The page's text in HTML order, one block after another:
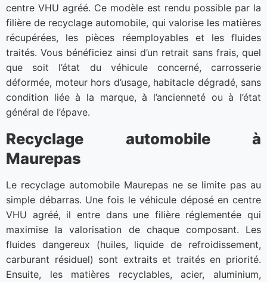
centre VHU agréé. Ce modèle est rendu possible par la
filière de recyclage automobile, qui valorise les matières
récupérées, les pièces réemployables et les fluides
traités. Vous bénéficiez ainsi d’un retrait sans frais, quel
que soit l’état du véhicule concerné, carrosserie
déformée, moteur hors d’usage, habitacle dégradé, sans
condition liée à la marque, à l’ancienneté ou à l’état
général de l’épave.
Recyclage automobile à
Maurepas
Le recyclage automobile Maurepas ne se limite pas au
simple débarras. Une fois le véhicule déposé en centre
VHU agréé, il entre dans une filière réglementée qui
maximise la valorisation de chaque composant. Les
fluides dangereux (huiles, liquide de refroidissement,
carburant résiduel) sont extraits et traités en priorité.
Ensuite, les matières recyclables, acier, aluminium,